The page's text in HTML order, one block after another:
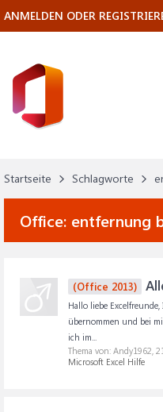
Startseite Schlagworte
Office: entfernung
(Office 2013)
Hallo liebe
übernommen und bei
ich im...
Thema von: Andy1962,
Microsoft Excel Hilfe
ANMELDEN ODER